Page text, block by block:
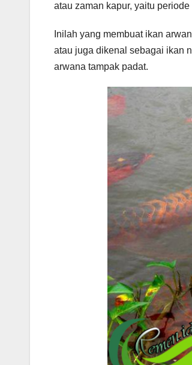
atau zaman kapur, yaitu
Inilah yang membuat ikan
atau juga dikenal sebagai ikan
arwana tampak padat.